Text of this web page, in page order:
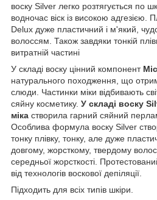
воску Silver легко розтягується по
водночас віск із високою адгезією.
Delux дуже пластичний і м'який,
волоссям. Також завдяки тонкій
витратній частині
У складі воску цінний компонент
натурального походження, що
слюди. Частинки міки відбивають
сяйну косметику. У складі воску
міка створила гарний сяйний
Особлива формула воску Silver
тонку плівку, тонку, але дуже
довгому, жорсткому, твердому
середньої жорсткості.
від технологів воскової депіляції.
Підходить для всіх типів шкіри.